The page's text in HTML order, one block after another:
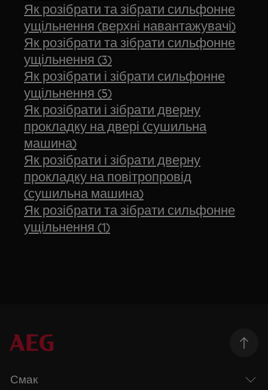
Як розібрати та зібрати сильфонне
ущільнення (верхні навантажувачі)
Як розібрати та зібрати сильфонне
ущільнення (3)
Як розібрати і зібрати сильфонне
ущільнення (5)
Як розібрати і зібрати дверну
прокладку на двері (сушильна
машина)
Як розібрати і зібрати дверну
прокладку на повітропровід
(сушильна машина)
Як розібрати та зібрати сильфонне
ущільнення (1)
Смак